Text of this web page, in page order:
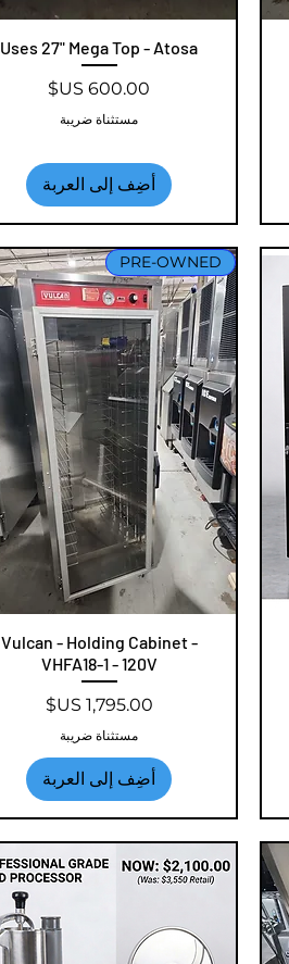
العرض السريع
Uses 27" Mega Top - Atosa
السعر
مستثناة ضريبة
أضِف إلى العربة
العرض السريع
PRE-OWNED
Vulcan - Holding Cabinet -
VHFA18-1 - 120V
السعر
مستثناة ضريبة
أضِف إلى العربة